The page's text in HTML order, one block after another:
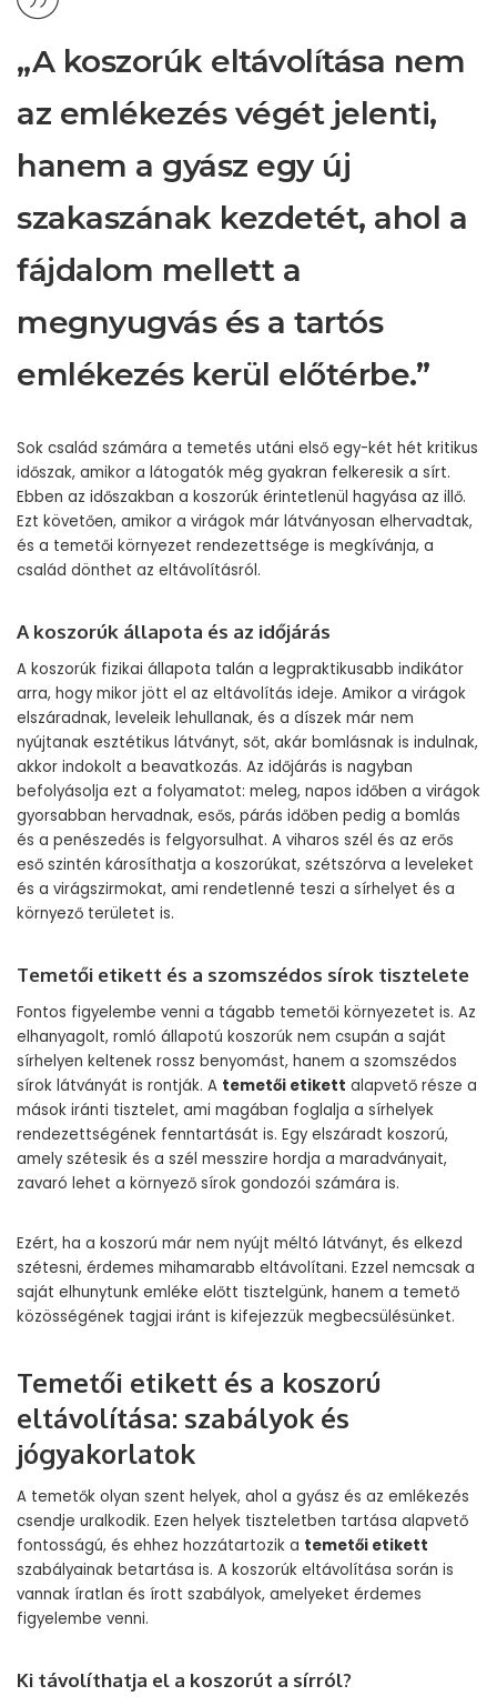
„A koszorúk eltávolítása nem
az emlékezés végét jelenti,
hanem a gyász egy új
szakaszának kezdetét, ahol a
fájdalom mellett a
megnyugvás és a tartós
emlékezés kerül előtérbe.”
Sok család számára a temetés utáni első egy-két hét kritikus
időszak, amikor a látogatók még gyakran felkeresik a sírt.
Ebben az időszakban a koszorúk érintetlenül hagyása az illő.
Ezt követően, amikor a virágok már látványosan elhervadtak,
és a temetői környezet rendezettsége is megkívánja, a
család dönthet az eltávolításról.
A koszorúk állapota és az időjárás
A koszorúk fizikai állapota talán a legpraktikusabb indikátor
arra, hogy mikor jött el az eltávolítás ideje. Amikor a virágok
elszáradnak, leveleik lehullanak, és a díszek már nem
nyújtanak esztétikus látványt, sőt, akár bomlásnak is indulnak,
akkor indokolt a beavatkozás. Az időjárás is nagyban
befolyásolja ezt a folyamatot: meleg, napos időben a virágok
gyorsabban hervadnak, esős, párás időben pedig a bomlás
és a penészedés is felgyorsulhat. A viharos szél és az erős
eső szintén károsíthatja a koszorúkat, szétszórva a leveleket
és a virágszirmokat, ami rendetlenné teszi a sírhelyet és a
környező területet is.
Temetői etikett és a szomszédos sírok tisztelete
Fontos figyelembe venni a tágabb temetői környezetet is. Az
elhanyagolt, romló állapotú koszorúk nem csupán a saját
sírhelyen keltenek rossz benyomást, hanem a szomszédos
sírok látványát is rontják. A temetői etikett alapvető része a
mások iránti tisztelet, ami magában foglalja a sírhelyek
rendezettségének fenntartását is. Egy elszáradt koszorú,
amely szétesik és a szél messzire hordja a maradványait,
zavaró lehet a környező sírok gondozói számára is.
Ezért, ha a koszorú már nem nyújt méltó látványt, és elkezd
szétesni, érdemes mihamarabb eltávolítani. Ezzel nemcsak a
saját elhunytunk emléke előtt tisztelgünk, hanem a temető
közösségének tagjai iránt is kifejezzük megbecsülésünket.
Temetői etikett és a koszorú
eltávolítása: szabályok és
jógyakorlatok
A temetők olyan szent helyek, ahol a gyász és az emlékezés
csendje uralkodik. Ezen helyek tiszteletben tartása alapvető
fontosságú, és ehhez hozzátartozik a temetői etikett
szabályainak betartása is. A koszorúk eltávolítása során is
vannak íratlan és írott szabályok, amelyeket érdemes
figyelembe venni.
Ki távolíthatja el a koszorút a sírról?